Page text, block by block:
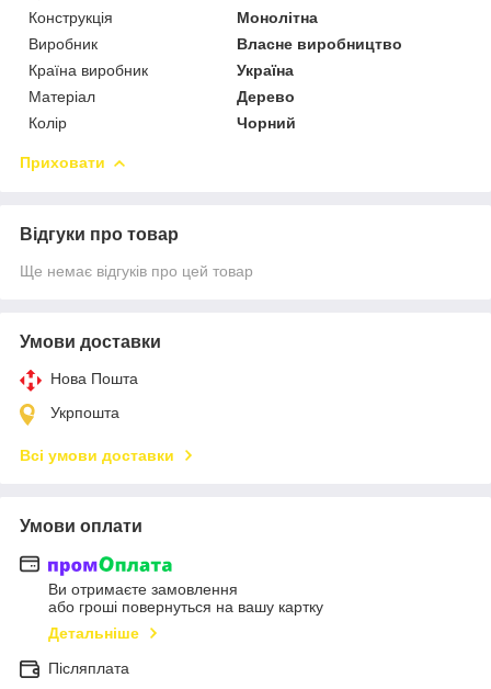
Конструкція
Монолітна
Виробник
Власне виробництво
Країна виробник
Україна
Матеріал
Дерево
Колір
Чорний
Приховати
Відгуки про товар
Ще немає відгуків про цей товар
Умови доставки
Нова Пошта
Укрпошта
Всі умови доставки
Умови оплати
Ви отримаєте замовлення
або гроші повернуться на вашу картку
Детальніше
Післяплата